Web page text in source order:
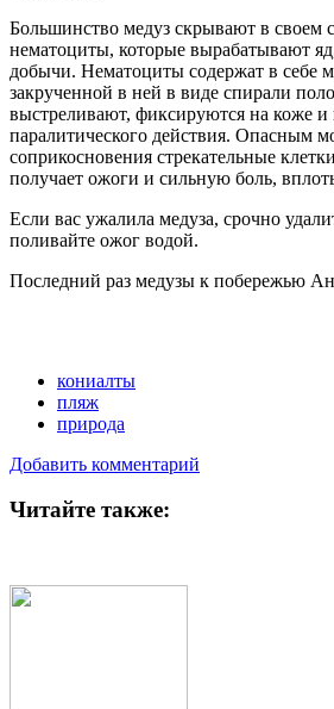
Большинство медуз скрывают в своем
нематоциты, которые вырабатывают
добычи. Нематоциты содержат в себе
закрученной в ней в виде спирали
выстреливают, фиксируются на коже
паралитического действия. Опасным
соприкосновения стрекательные
получает ожоги и сильную боль,
Если вас ужалила медуза, срочно
поливайте ожог водой.
Последний раз медузы к побережью
кониалты
пляж
природа
Добавить комментарий
Читайте также: